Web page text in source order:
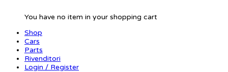
You have no item in your shopping cart
Shop
Cars
Parts
Rivenditori
Login / Register